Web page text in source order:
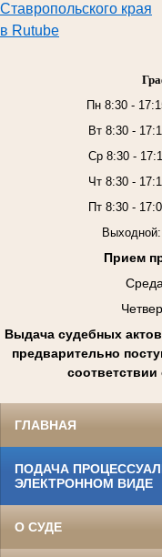
Ставропольского края
в Rutube
Пн 8:30 -
Вт 8:30 -
Ср 8:30 -
Чт 8:30 -
Пт 8:30 -
Выходной:
Прием
Выдача судебных
предварительно
ГЛАВНАЯ
ПОДАЧА
ЭЛЕКТРОННОМ ВИДЕ
О СУДЕ